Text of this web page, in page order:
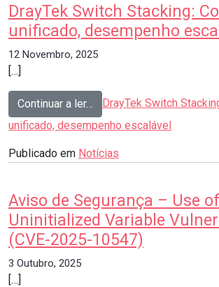
DrayTek Switch Stacking:
unificado, desempenho
12 Novembro, 2025
[…]
Continuar a ler… from
DrayTek Switch
unificado, desempenho escalável
Publicado em Notícias
Aviso de Segurança – Use of
Uninitialized Variable
(CVE-2025-10547)
3 Outubro, 2025
[…]